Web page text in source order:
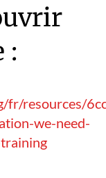
:
fr/resources/
we-need-